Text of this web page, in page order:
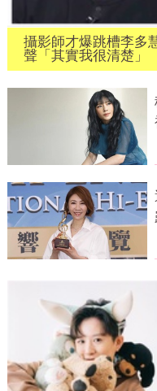
攝影師才爆跳槽李多
聲「其實我很清楚」